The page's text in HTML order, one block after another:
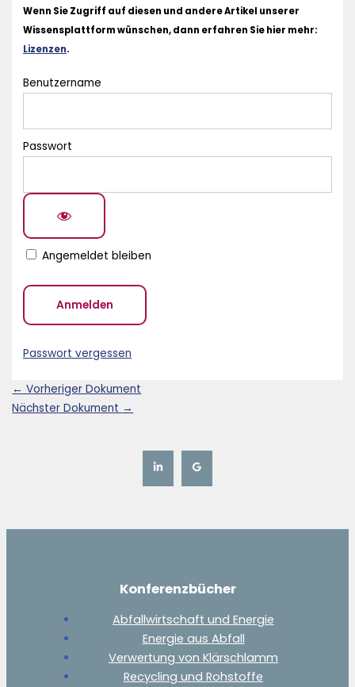
Wenn Sie Zugriff auf diesen und andere Artikel unserer
Wissensplattform wünschen, dann erfahren Sie hier mehr:
Lizenzen.
Benutzername
Passwort
Angemeldet bleiben
Passwort vergessen
← Vorheriger Dokument
Nächster Dokument →
Konferenzbücher
Abfallwirtschaft und Energie
Energie aus Abfall
Verwertung von Klärschlamm
Recycling und Rohstoffe